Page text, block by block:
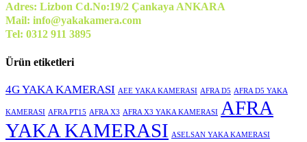
Adres: Lizbon Cd.No:19/2 Çankaya ANKARA
Mail: info@yakakamera.com
Tel: 0312 911 3895
Ürün etiketleri
4G YAKA KAMERASI AEE YAKA KAMERASI AFRA D5 AFRA D5 YAKA
KAMERASI AFRA PT15 AFRA X3 AFRA X3 YAKA KAMERASI AFRA
YAKA KAMERASI ASELSAN YAKA KAMERASI